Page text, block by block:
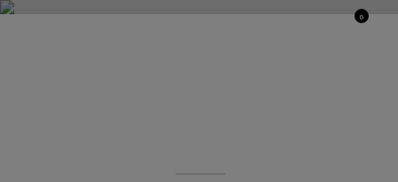
0